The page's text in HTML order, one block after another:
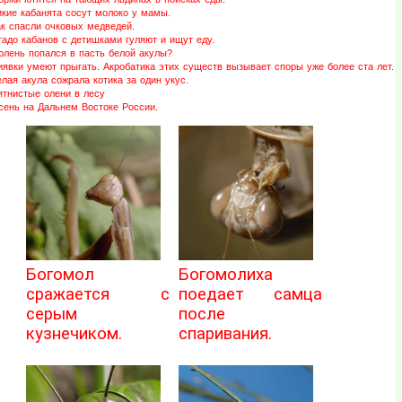
кабанята сосут молоко у мамы.
спасли очковых медведей.
кабанов с детишками гуляют и ищут еду.
попался в пасть белой акулы?
умеют прыгать. Акробатика этих существ вызывает споры уже более ста лет.
акула сожрала котика за один укус.
олени в лесу
на Дальнем Востоке России.
Богомол
сражается с
серым
кузнечиком.
Богомолиха
поедает самца
после
спаривания.